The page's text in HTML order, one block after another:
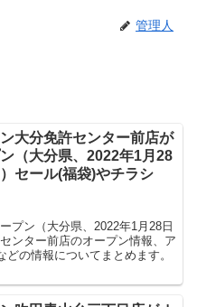
管理人
大分免許センター前店が
（大分県、2022年1月28
セール(福袋)やチラシ
プン（大分県、2022年1月28日
ンター前店のオープン情報、ア
の情報についてまとめます。